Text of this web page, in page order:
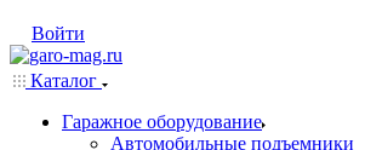
Войти
Каталог
Гаражное оборудование
Автомобильные подъемники